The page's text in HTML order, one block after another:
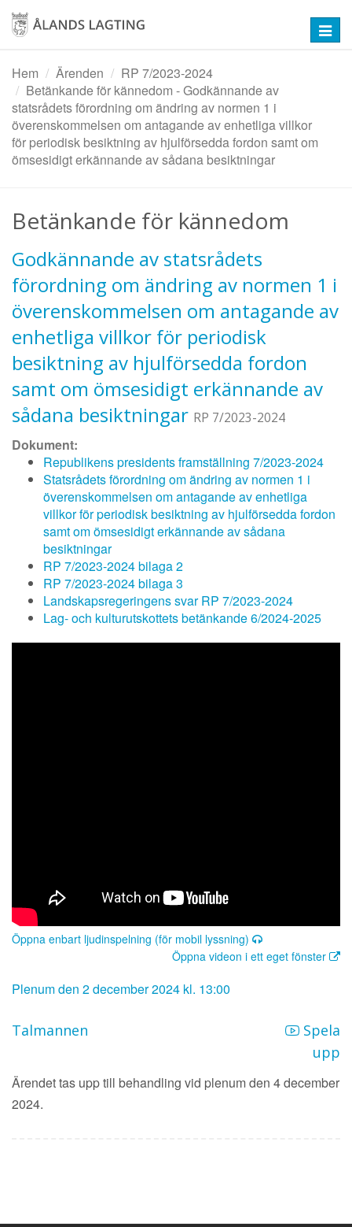
Hoppa
huvudinnehåll
Hem
Ärenden
RP 7/2023-2024
Betänkande för kännedom - Godkännande av
statsrådets förordning om ändring av normen 1 i
överenskommelsen om antagande av enhetliga villkor
för periodisk besiktning av hjulförsedda fordon samt om
ömsesidigt erkännande av sådana besiktningar
Betänkande för kännedom
Godkännande av statsrådets
förordning om ändring av normen 1 i
överenskommelsen om antagande av
enhetliga villkor för periodisk
besiktning av hjulförsedda fordon
samt om ömsesidigt erkännande av
sådana besiktningar RP 7/2023-2024
Dokument:
Republikens presidents framställning 7/2023-2024
Statsrådets förordning om ändring av normen 1 i
överenskommelsen om antagande av enhetliga
villkor för periodisk besiktning av hjulförsedda fordon
samt om ömsesidigt erkännande av sådana
besiktningar
RP 7/2023-2024 bilaga 2
RP 7/2023-2024 bilaga 3
Landskapsregeringens svar RP 7/2023-2024
Lag- och kulturutskottets betänkande 6/2024-2025
Öppna enbart ljudinspelning (för mobil lyssning)
Öppna videon i ett eget fönster
Plenum den 2 december 2024 kl. 13:00
Talmannen
Spela
upp
Ärendet tas upp till behandling vid plenum den 4 december
2024.